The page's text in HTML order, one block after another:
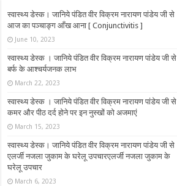
स्वास्थ्य डेस्क। जानिये पंडित वीर विक्रम नारायण पांडेय जी से
आज का पञ्चाङ्ग आँख आना [ Conjunctivitis ]
June 10, 2023
स्वास्थ्य डेस्क । जानिये पंडित वीर विक्रम नारायण पांडेय जी से
बर्फ के आश्चर्यजनक लाभ
March 22, 2023
स्वास्थ्य डेस्क । जानिये पंडित वीर विक्रम नारायण पांडेय जी से
कमर और पीठ दर्द होने पर इन नुस्‍खों को अजमाएं
March 15, 2023
स्वास्थ्य डेस्क। जानिये पंडित वीर विक्रम नारायण पांडेय जी से
एलर्जी नजला जुकाम के घरेलू उपचारएलर्जी नजला जुकाम के
घरेलू उपचार
March 6, 2023